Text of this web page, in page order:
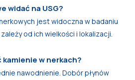
widać na USG?
jest widoczna w badaniu
od ich wielkości i lokalizacji.
w nerkach?
nawodnienie. Dobór płynów